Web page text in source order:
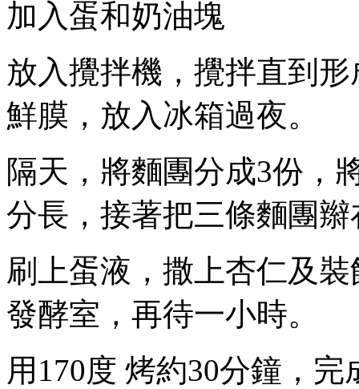
加入蛋和奶油塊
放入攪拌機，攪拌直到
鮮膜，放入冰箱過夜。
隔天，將麵團分成3份，
分長，接著把三條麵團辮
刷上蛋液，撒上杏仁及
發酵室，再待一小時。
用 170度 烤約30分鐘，完